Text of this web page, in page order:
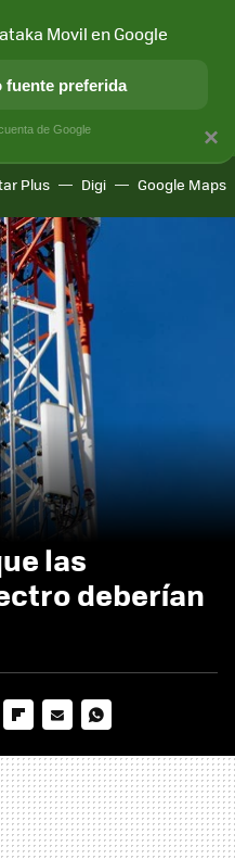
APLICACIONES
Plus Digi Google Maps
las
deberían
MAIL
×
Movil en Google
fuente preferida
de Google